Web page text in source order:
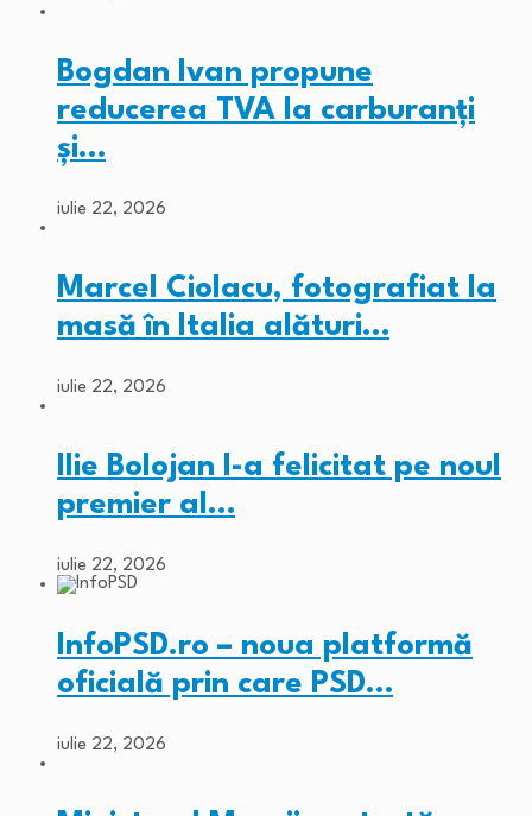
Bogdan Ivan propune
reducerea TVA la carburanți
și…
iulie 22, 2026
Marcel Ciolacu, fotografiat la
masă în Italia alături…
iulie 22, 2026
Ilie Bolojan l-a felicitat pe noul
premier al…
iulie 22, 2026
InfoPSD.ro – noua platformă
oficială prin care PSD…
iulie 22, 2026